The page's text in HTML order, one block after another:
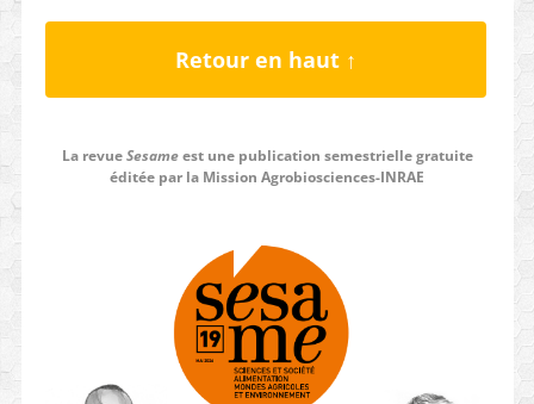
Retour en haut ↑
La revueSesameest une publication semestrielle gratuite
éditée par la Mission Agrobiosciences-INRAE